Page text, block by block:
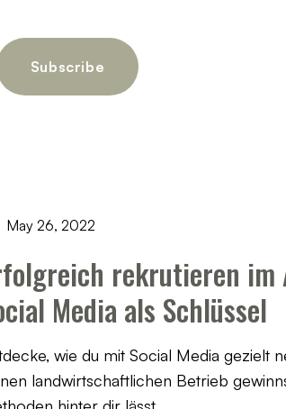
May 26, 2022
rekrutieren im
Media als Schlüssel
wie du mit Social Media gezielt
landwirtschaftlichen Betrieb